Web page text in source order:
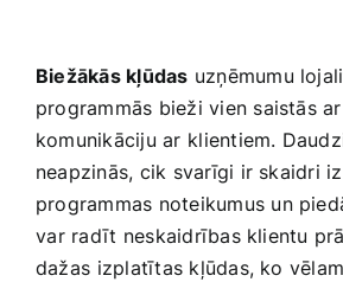
Biežākās kļūdas uzņēmumu
programmās bieži vien saistās
komunikāciju ar⁢ klientiem.
neapzinās, cik svarīgi ir​ skaidri
programmas noteikumus un
⁢var radīt ⁢neskaidrības klientu
dažas⁢ izplatītas ‌kļūdas, ko